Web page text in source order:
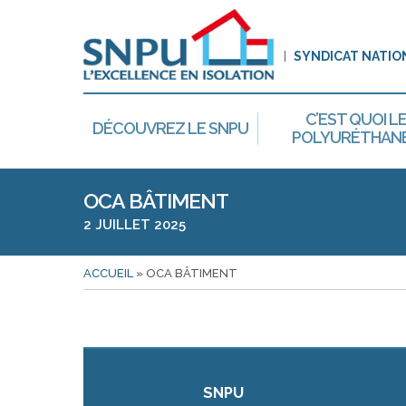
SYNDICAT
DÉCOUVREZ LE SNPU
C’EST QUOI LE
OCA BÂTIMENT
2 JUILLET 2025
ACCUEIL» OCA BÂTIMENT
SNPU